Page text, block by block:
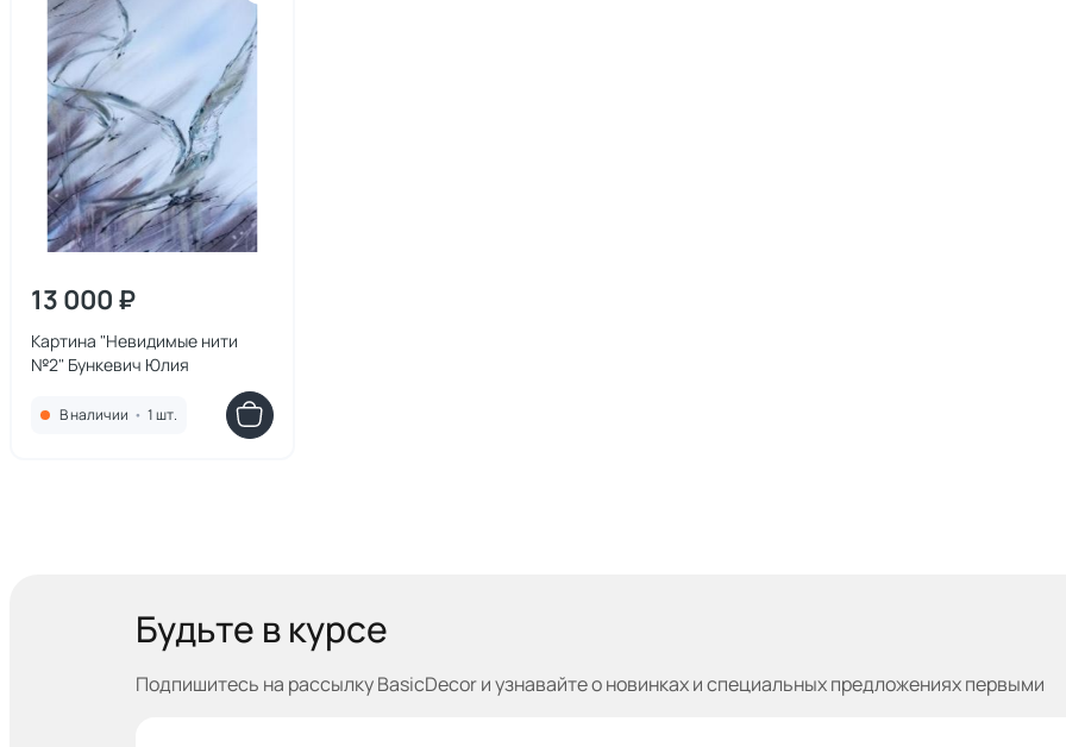
13 000 ₽
Картина "Невидимые нити
№2" Бункевич Юлия
В наличии • 1 шт.
Будьте в курсе
Подпишитесь на рассылку BasicDecor и узнавайтео новинках и специальных предложениях первыми